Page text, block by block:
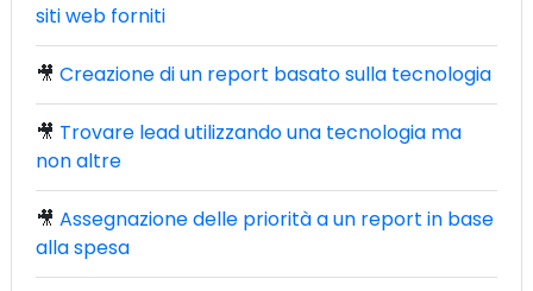
siti web forniti
🎥 Creazione di un report basato sulla tecnologia
🎥 Trovare lead utilizzando una tecnologia ma
non altre
🎥 Assegnazione delle priorità a un report in base
alla spesa